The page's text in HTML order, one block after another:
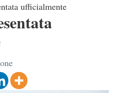
ufficialmente